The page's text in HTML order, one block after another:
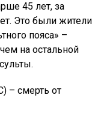
45 лет, за
Это были жители
пояса» –
на остальной
– смерть от